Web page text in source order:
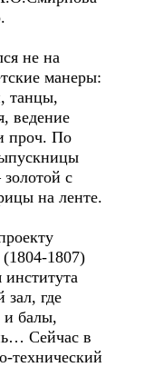
не на
манеры:
танцы,
ведение
проч. По
с
на ленте.
1807)
зал, где
и балы,
Сейчас в
технический